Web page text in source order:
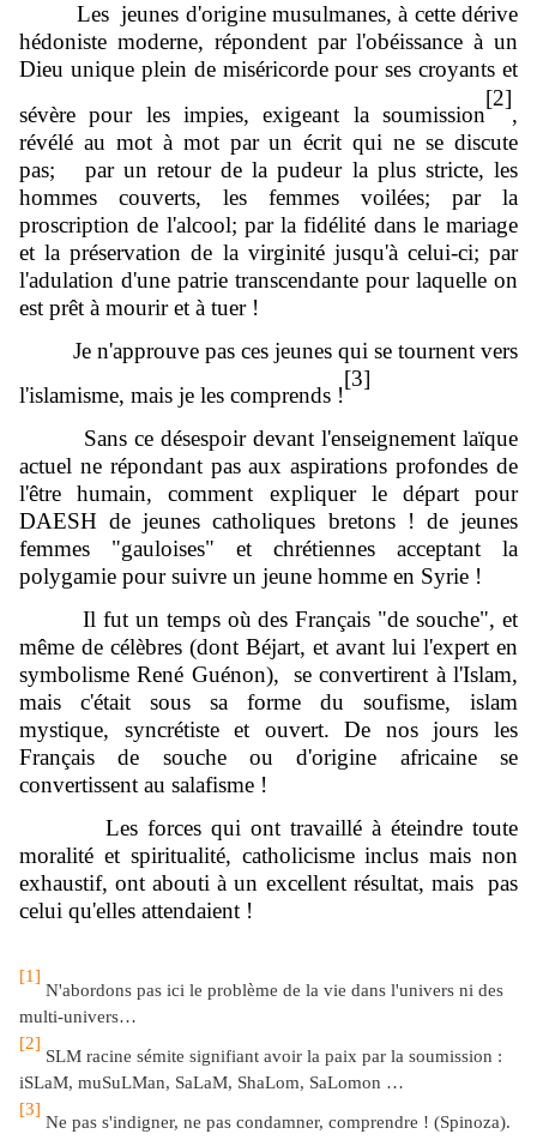
Les jeunes d'origine musulmanes, à cette dérive
hédoniste moderne, répondent par l'obéissance à un
Dieu unique plein de miséricorde pour ses croyants et
sévère pour les impies, exigeant la soumission
[2]
,
révélé au mot à mot par un écrit qui ne se discute
pas; par un retour de la pudeur la plus stricte, les
hommes couverts, les femmes voilées; par la
proscription de l'alcool; par la fidélité dans le mariage
et la préservation de la virginité jusqu'à celui-ci; par
l'adulation d'une patrie transcendante pour laquelle on
est prêt à mourir et à tuer !
Je n'approuve pas ces jeunes qui se tournent vers
l'islamisme, mais je les comprends !
[3]
Sans ce désespoir devant l'enseignement laïque
actuel ne répondant pas aux aspirations profondes de
l'être humain, comment expliquer le départ pour
DAESH de jeunes catholiques bretons ! de jeunes
femmes "gauloises" et chrétiennes acceptant la
polygamie pour suivre un jeune homme en Syrie !
Il fut un temps où des Français "de souche", et
même de célèbres (dont Béjart, et avant lui l'expert en
symbolisme René Guénon), se convertirent à l'Islam,
mais c'était sous sa forme du soufisme, islam
mystique, syncrétiste et ouvert. De nos jours les
Français de souche ou d'origine africaine se
convertissent au salafisme !
Les forces qui ont travaillé à éteindre toute
moralité et spiritualité, catholicisme inclus mais non
exhaustif, ont abouti à un excellent résultat, mais pas
celui qu'elles attendaient !
[1]
N'abordons pas ici le problème de la vie dans l'univers ni des
multi-univers…
[2]
SLM racine sémite signifiant avoir la paix par la soumission :
iSLaM, muSuLMan, SaLaM, ShaLom, SaLomon …
[3]
Ne pas s'indigner, ne pas condamner, comprendre ! (Spinoza).